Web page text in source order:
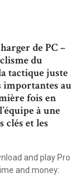
de PC –
du
tactique juste
importantes au
fois en
à une
clés et les
and play Pro
and money: